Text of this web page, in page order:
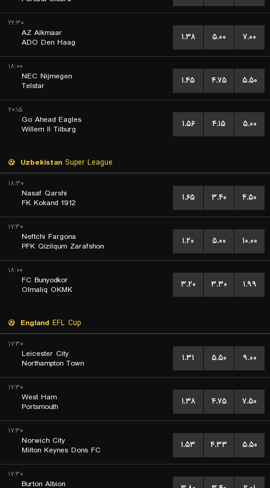
۲۲:۳۰
AZ Alkmaar
ADO Den Haag
۱.۳۸ ۵.۰۰ ۷.۰۰
۱۸:۰۰
NEC Nijmegen
Telstar
۱.۴۵ ۴.۷۵ ۵.۵۰
۲۰:۱۵
Go Ahead Eagles
Willem II Tilburg
۱.۵۶ ۴.۱۵ ۵.۰۰
Uzbekistan Super League
۱۸:۳۰
Nasaf Qarshi
FK Kokand 1912
۱.۶۵ ۳.۴۰ ۴.۵۰
۱۷:۳۰
Neftchi Fargona
PFK Qizilqum Zarafshon
۱.۲۰ ۵.۰۰ ۱۰.۰۰
۱۸:۰۰
FC Bunyodkor
Olmaliq OKMK
۳.۲۰ ۳.۳۰ ۱.۹۹
England EFL Cup
۱۷:۳۰
Leicester City
Northampton Town
۱.۳۱ ۵.۵۰ ۹.۰۰
۱۷:۳۰
West Ham
Portsmouth
۱.۳۸ ۴.۷۵ ۷.۵۰
۱۷:۳۰
Norwich City
Milton Keynes Dons FC
۱.۵۳ ۴.۳۳ ۵.۵۰
۱۷:۳۰
Burton Albion